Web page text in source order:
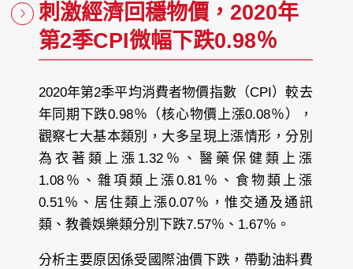
刺激經濟回穩物價，2020年
第2季CPI微幅下跌0.98％
2020年第2季平均消費者物價指數（CPI）較去
年同期下跌0.98％（核心物價上漲0.08％），
觀察七大基本類別，大多呈現上漲情形，分別
為衣著類上漲1.32％、醫藥保健類上漲
1.08％、雜項類上漲0.81％、食物類上漲
0.51％、居住類上漲0.07％，惟交通及通訊
類、教養娛樂類分別下跌7.57％、1.67％。
分析主要原因係受國際油價下跌，帶動油料費